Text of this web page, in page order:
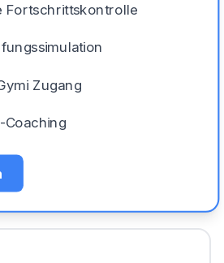
Fortschrittskontrolle
Zugang
Coaching